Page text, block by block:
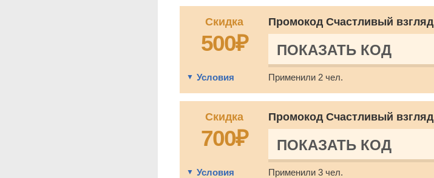
Скидка
500₽
Промокод Счастливый взгляд
ПОКАЗАТЬ КОД
Условия Применили 2 чел.
Скидка
700₽
Промокод Счастливый взгляд
ПОКАЗАТЬ КОД
Условия Применили 3 чел.